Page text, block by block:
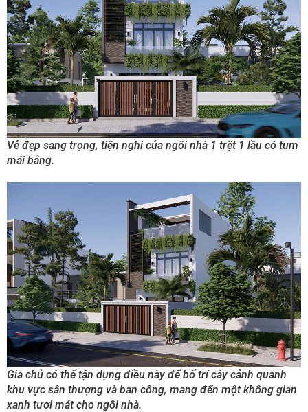
Vẻ đẹp sang trọng, tiện nghi của ngôi nhà 1 trệt 1 lầu có tum
mái bằng.
Gia chủ có thể tận dụng điều này để bố trí cây cảnh quanh
khu vực sân thượng và ban công, mang đến một không gian
xanh tươi mát cho ngôi nhà.